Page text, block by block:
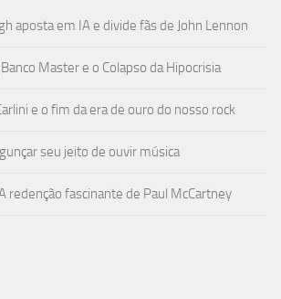
aposta em IA e divide fãs de John Lennon
Master e o Colapso da Hipocrisia
e o fim da era de ouro do nosso rock
seu jeito de ouvir música
redenção fascinante de Paul McCartney